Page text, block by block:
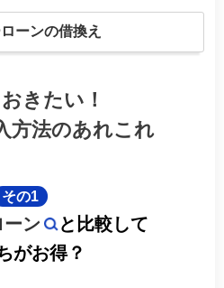
ーンの借換え
きたい！
方法のあれこれ
その1
ーン
と比較して
がお得？